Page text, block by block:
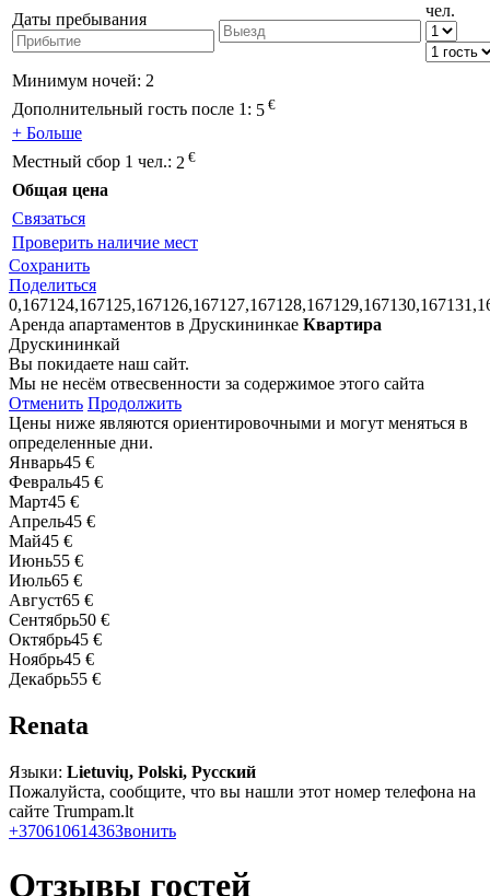
Даты пребывания
чел.
Минимум ночей: 2
Дополнительный гость после 1: 5 €
+ Больше
Местный сбор 1 чел.: 2 €
Общая цена
Связаться
Проверить наличие мест
Сохранить
Поделиться
Аренда апартаментов в Друскининкае Квартира
Друскининкай
Вы покидаете наш сайт.
Мы не несём отвесвенности за содержимое этого сайта
Отменить Продолжить
Цены ниже являются ориентировочными и могут меняться в
определенные дни.
Январь45 €
Февраль45 €
Март45 €
Апрель45 €
Май45 €
Июнь55 €
Июль65 €
Август65 €
Сентябрь50 €
Октябрь45 €
Ноябрь45 €
Декабрь55 €
Renata
Языки: Lietuvių, Polski, Русский
Пожалуйста, сообщите, что вы нашли этот номер телефона на
сайте Trumpam.lt
+37061061436Звонить
Отзывы гостей